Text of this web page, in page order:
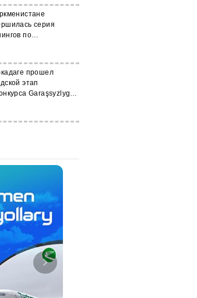
серия
по
прошел
этап
Garaşsyzlygyň